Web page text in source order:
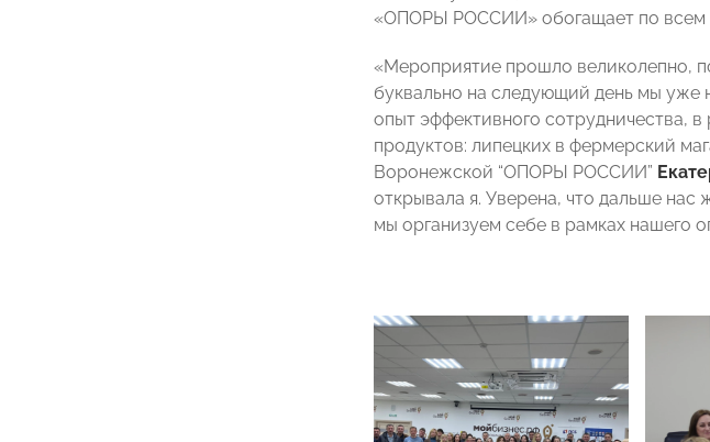
«ОПОРЫ РОССИИ» обогащает по всем
«Мероприятие прошло великолепно,
буквально на следующий день мы уже
опыт эффективного сотрудничества,
продуктов: липецких в фермерский
Воронежской “ОПОРЫ РОССИИ”
открывала я. Уверена, что дальше
мы организуем себе в рамках нашего